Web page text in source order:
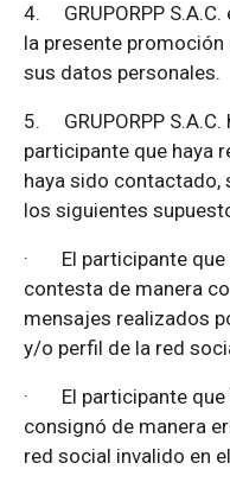
4. GRUPORPP
la presente
sus datos personales.
5. GRUPORPP
participante que haya
haya sido contactado,
los siguientes
· El participante
contesta de manera
mensajes realizados
y/o perfil de la red
· El participante
consignó de manera
red social invalido en